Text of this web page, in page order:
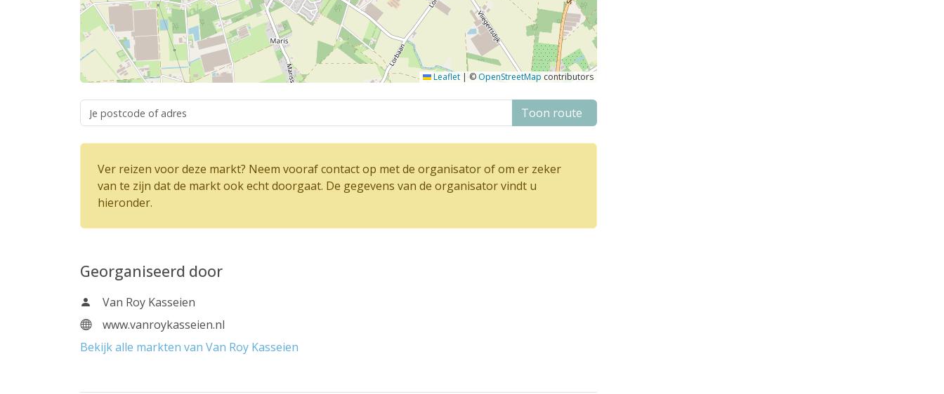
Leaflet | ©OpenStreetMap contributors
Toon route
Ver reizen voor deze markt? Neem vooraf contact op met de organisator of om er zeker
van te zijn dat de markt ook echt doorgaat. De gegevens van de organisator vindt u
hieronder.
Georganiseerd door
Van Roy Kasseien
www.vanroykasseien.nl
Bekijk alle markten van Van Roy Kasseien